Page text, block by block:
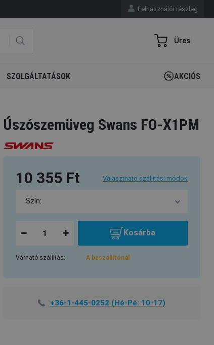
Felhasználói részleg
Üres
SZOLGÁLTATÁSOK AKCIÓS
Úszószemüveg Swans FO-X1PM
10 355 Ft Választható szállítási módok
Kosárba
Várható szállítás: A beszállítónál
+36-1-445-0252 (Hé-Pé: 10-17)